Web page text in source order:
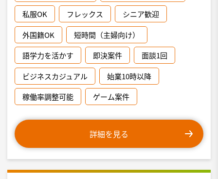
私服OK フレックス シニア歓迎
外国籍OK 短時間（主婦向け）
語学力を活かす 即決案件 面談1回
ビジネスカジュアル 始業10時以降
稼働率調整可能 ゲーム案件
詳細を見る